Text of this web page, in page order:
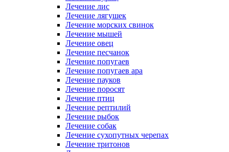
Лечение лис
Лечение лягушек
Лечение морских свинок
Лечение мышей
Лечение овец
Лечение песчанок
Лечение попугаев
Лечение попугаев ара
Лечение пауков
Лечение поросят
Лечение птиц
Лечение рептилий
Лечение рыбок
Лечение собак
Лечение сухопутных черепах
Лечение тритонов